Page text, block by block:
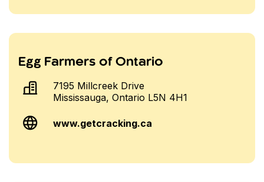
Egg Farmers of Ontario
7195 Millcreek Drive
Mississauga, Ontario L5N 4H1
www.getcracking.ca